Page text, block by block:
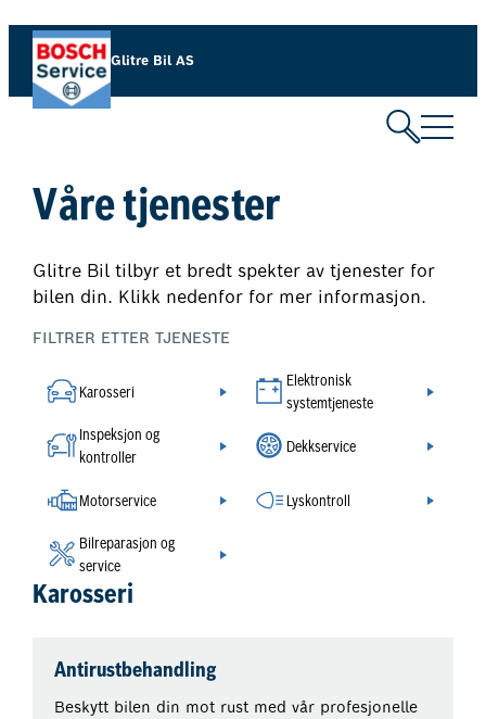
Hopp
innhold
Glitre Bil AS
Våre tjenester
Glitre Bil tilbyr et bredt spekter av tjenester for
bilen din. Klikk nedenfor for mer informasjon.
FILTRER ETTER TJENESTE
Karosseri
Elektronisk
systemtjeneste
Inspeksjon og
kontroller
Dekkservice
Motorservice Lyskontroll
Bilreparasjon og
service
Karosseri
Antirustbehandling
Beskytt bilen din mot rust med vår profesjonelle